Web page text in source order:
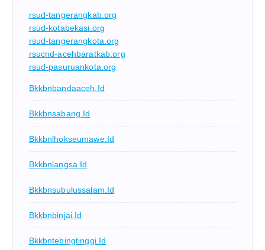
rsud-tangerangkab.org
rsud-kotabekasi.org
rsud-tangerangkota.org
rsucnd-acehbaratkab.org
rsud-pasuruankota.org
Bkkbnbandaaceh.id
Bkkbnsabang.id
Bkkbnlhokseumawe.id
Bkkbnlangsa.id
Bkkbnsubulussalam.id
Bkkbnbinjai.id
Bkkbntebingtinggi.id